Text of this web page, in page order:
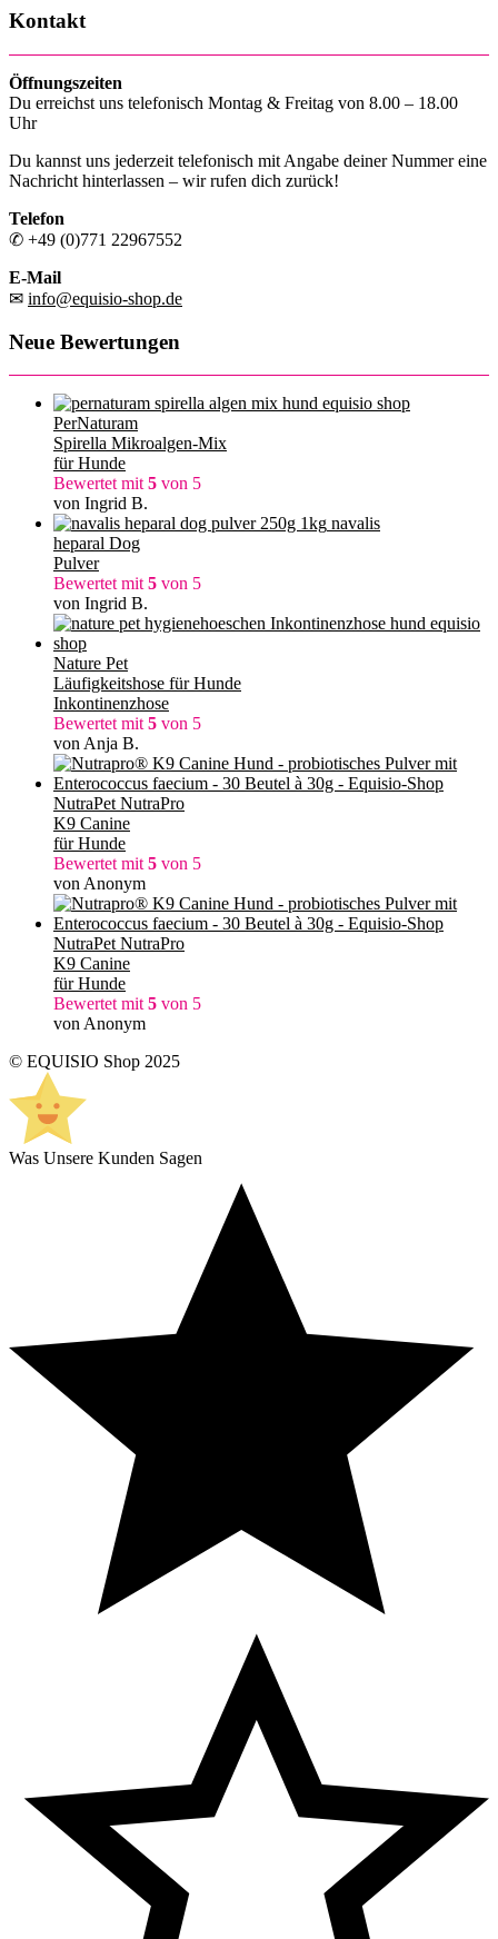
Kontakt
Öffnungszeiten
Du erreichst uns telefonisch Montag & Freitag von 8.00 – 18.00
Uhr
Du kannst uns jederzeit telefonisch mit Angabe deiner Nummer eine
Nachricht hinterlassen – wir rufen dich zurück!
Telefon
✆ +49 (0)771 22967552
E-Mail
✉ info@equisio-shop.de
Neue Bewertungen
PerNaturam
Spirella Mikroalgen-Mix
für Hunde
Bewertet mit 5 von 5
von Ingrid B.
navalis
heparal Dog
Pulver
Bewertet mit 5 von 5
von Ingrid B.
Nature Pet
Läufigkeitshose für Hunde
Inkontinenzhose
Bewertet mit 5 von 5
von Anja B.
NutraPet NutraPro
K9 Canine
für Hunde
Bewertet mit 5 von 5
von Anonym
NutraPet NutraPro
K9 Canine
für Hunde
Bewertet mit 5 von 5
von Anonym
© EQUISIO Shop 2025
Was Unsere Kunden Sagen